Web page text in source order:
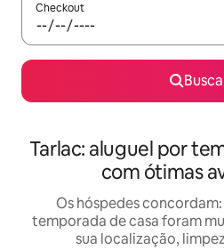
Checkout
Tarlac: aluguel por
com ótimas
Os hóspedes
temporada de casa foram
sua localização,